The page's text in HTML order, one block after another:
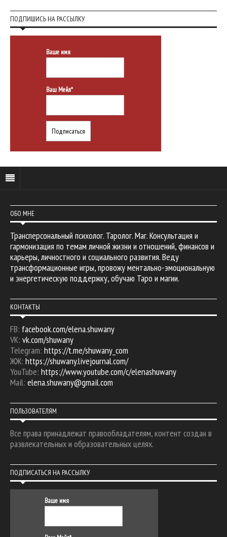
ПОДПИШИСЬ НА РАССЫЛКУ
Ваше имя
Ваш Мейл*
ОБО МНЕ
Трансперсональный психолог. Таролог. Маг. Консультация и
гармонизация по темам личной жизни и отношений, финансов и
карьеры, личностного и социального развития. Веду
трансформационные игры, провожу ментально-эмоциональную
и энергетическую поддержку, обучаю Таро и магии.
КОНТАКТЫ
FB: facebook.com/elena.shuwany
VK: vk.com/shuwany
Telegram: https://t.me/shuwany_com
ЖЖ: https://shuwany.livejournal.com/
YouTube: https://www.youtube.com/c/elenashuwany
Mail: elena.shuwany@gmail.com
ПОЛЬЗОВАТЕЛЯМ
Все права принадлежат правообладателям, контент создан в
развлекательных и образовательных целях.
ПОДПИСАТЬСЯ НА РАССЫЛКУ
Ваше имя